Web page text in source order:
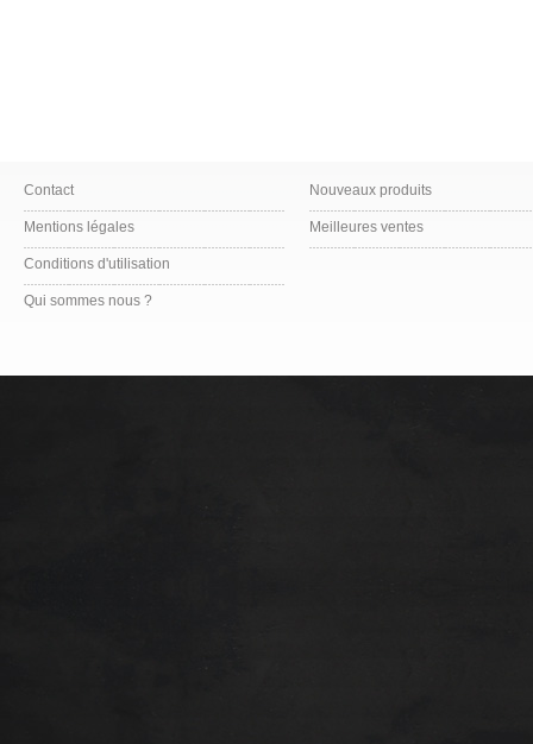
Contact
Mentions légales
Conditions d'utilisation
Qui sommes nous ?
Nouveaux produits
Meilleures ventes